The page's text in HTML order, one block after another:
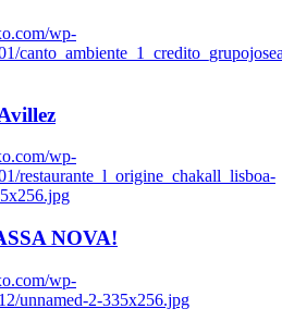
wp-
wp-
restaurante_l_origine_chakall_lisboa-
NOVA!
wp-
unnamed-2-335x256.jpg